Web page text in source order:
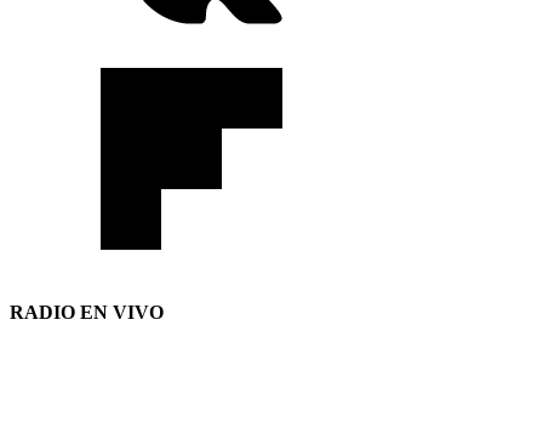
RADIO EN VIVO